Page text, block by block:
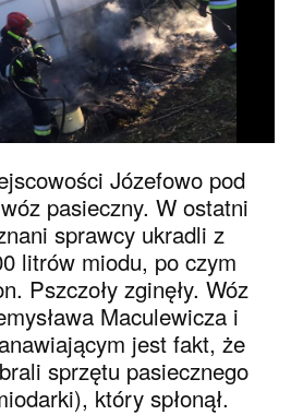
Józefowo pod
pasieczny. W ostatni
sprawcy ukradli z
litrów miodu, po czym
Pszczoły zginęły. Wóz
Maculewicza i
jest fakt, że
sprzętu pasiecznego
który spłonął.